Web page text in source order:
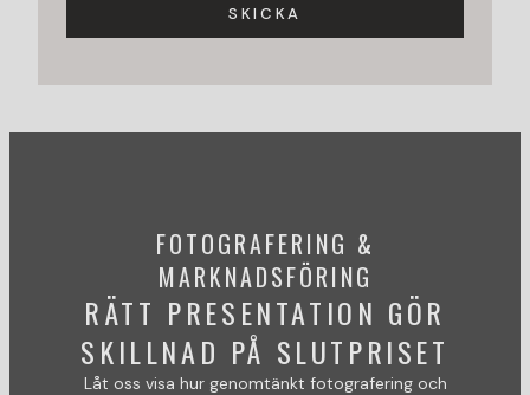
SKICKA
FOTOGRAFERING &
MARKNADSFÖRING
RÄTT PRESENTATION GÖR
SKILLNAD PÅ SLUTPRISET
Låt oss visa hur genomtänkt fotografering och